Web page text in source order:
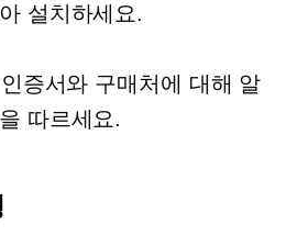
설치하세요.
증서와 구매처에 대해 알
따르세요.